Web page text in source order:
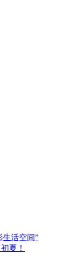
生活空间”
夏！